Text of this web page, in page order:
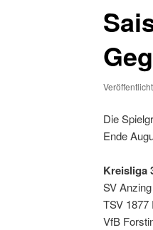
Die
Ende
Kreisliga
SV Anzing
TSV 1877
VfB